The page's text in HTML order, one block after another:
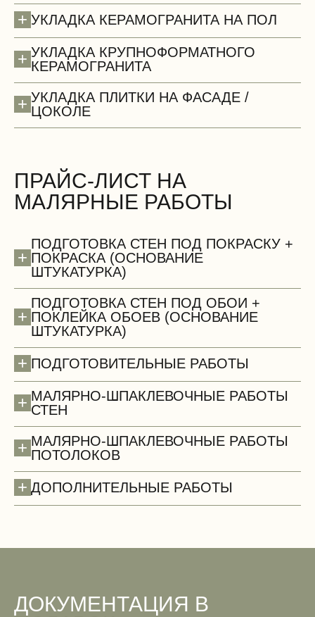
Двери
Сантехнические работы (демонтаж)
+ УКЛАДКА КЕРАМОГРАНИТА НА ПОЛ
+ УКЛАДКА КРУПНОФОРМАТНОГО
КЕРАМОГРАНИТА
+ УКЛАДКА ПЛИТКИ НА ФАСАДЕ /
ЦОКОЛЕ
ПРАЙС-ЛИСТ НА
МАЛЯРНЫЕ РАБОТЫ
+
ПОДГОТОВКА СТЕН ПОД ПОКРАСКУ +
ПОКРАСКА (ОСНОВАНИЕ
ШТУКАТУРКА)
+
ПОДГОТОВКА СТЕН ПОД ОБОИ +
ПОКЛЕЙКА ОБОЕВ (ОСНОВАНИЕ
ШТУКАТУРКА)
+ ПОДГОТОВИТЕЛЬНЫЕ РАБОТЫ
+ МАЛЯРНО-ШПАКЛЕВОЧНЫЕ РАБОТЫ
СТЕН
+ МАЛЯРНО-ШПАКЛЕВОЧНЫЕ РАБОТЫ
ПОТОЛОКОВ
+ ДОПОЛНИТЕЛЬНЫЕ РАБОТЫ
ДОКУМЕНТАЦИЯ В